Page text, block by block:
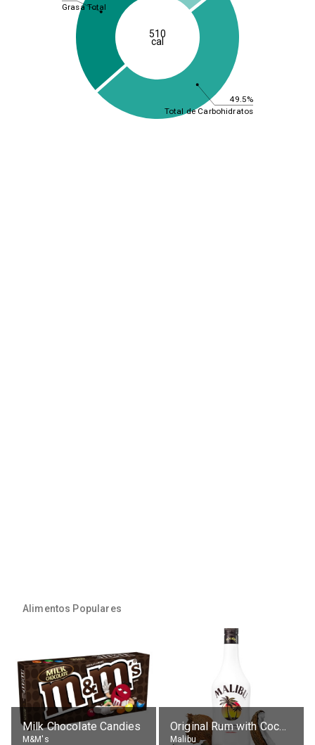
49.5%
Total de Carbohidratos
Grasa Total
510
cal
Alimentos Populares
Milk Chocolate Candies
M&M's
Original Rum with Coconut Flavour (21% alc.)
Malibu